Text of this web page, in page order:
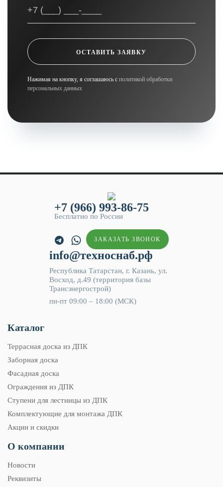
ОСТАВИТЬ ЗАЯВКУ
Нажимая на кнопку, я соглашаюсь с политикой обработки
персональных данных
+7 (966) 993-86-75
Бесплатно по России
ЗАКАЗАТЬ ЗВОНОК
info@техноснаб.рф
Республика Татарстан, г. Казань, ул.
Восход, д.49 (территория базы
Трансэнергострой)
пн-пт 09:00 – 18:00 (МСК)
Каталог
Террасная доска из ДПК
Заборная доска
Фасадная доска
Ограждения из ДПК
Ступени для лестницы из ДПК
Комплектующие для монтажа ДПК
Акции и скидки
О компании
Новости
Реквизиты